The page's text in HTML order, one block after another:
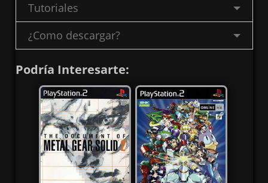
Tutoriales
¿Como descargar?
Podría Interesarte: